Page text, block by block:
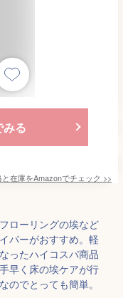
みる
在庫をAmazonでチェック >>
ローリングの埃など
パーがおすすめ。軽
ったハイコスパ商品
早く床の埃ケアが行
のでとっても簡単。